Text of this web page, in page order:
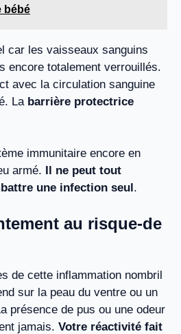
bébé
car les vaisseaux sanguins
encore totalement verrouillés.
avec la circulation sanguine
La barrière protectrice
immunitaire encore en
armé.
Il ne peut tout
une infection seul .
au risque-de
de cette inflammation nombril
sur la peau du ventre ou un
présence de pus ou une odeur
jamais. Votre réactivité fait